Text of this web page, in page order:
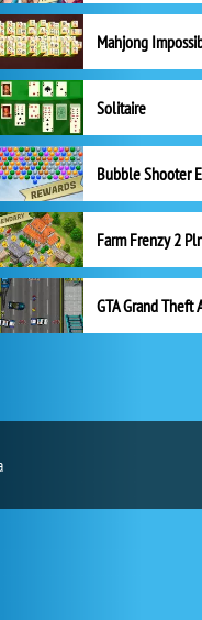
Mahjong
Solitaire
GTA Grand Theft